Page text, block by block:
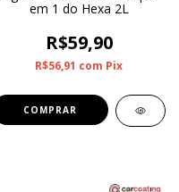
em 1 do Hexa 2L
R$59,90
R$56,91 com Pix